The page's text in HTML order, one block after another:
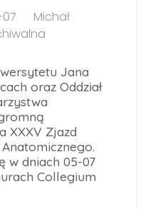
Michał
Jana
oraz Oddział
XXXV Zjazd
w dniach 05-07
Collegium